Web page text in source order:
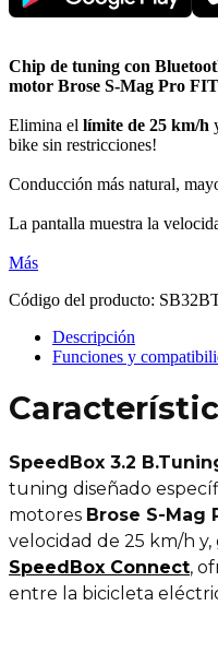
Chip de tuning con
motor Brose S-Mag Pro FIT
Elimina el límite de 25 km/h
bike sin restricciones!
Conducción más natural,
La pantalla muestra la
Más
Código del producto:
Descripción
Funciones y
SpeedBox 3.2
tuning diseñado
motores Brose S-Mag
velocidad de 25 km/h y,
SpeedBox Connect,
entre la bicicleta